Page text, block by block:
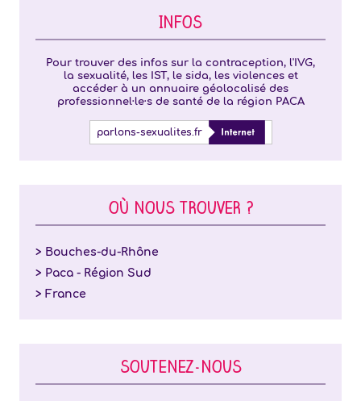
INFOS
Pour trouver des infos sur la contraception, l'IVG,
la sexualité, les IST, le sida, les violences et
accéder à un annuaire géolocalisé des
professionnel·le·s de santé de la région PACA
parlons-sexualites.fr
OÙ NOUS TROUVER ?
> Bouches-du-Rhône
> Paca - Région Sud
> France
SOUTENEZ-NOUS